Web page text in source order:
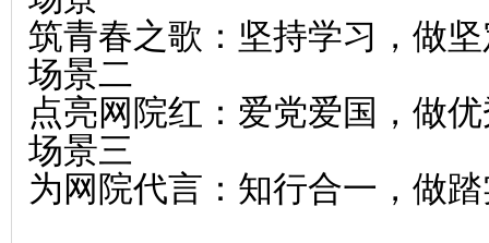
筑青春之歌：坚持学习，做
场景二
点亮网院红：爱党爱国，做
场景三
为网院代言：知行合一，做